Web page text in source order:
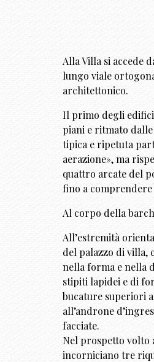
Alla Villa si accede
lungo viale
architettonico.
Il primo degli edifici
piani e ritmato
tipica e ripetuta
aerazione», ma
quattro arcate del
fino a
Al corpo della
All’estremità
del palazzo di villa,
nella forma e nella
stipiti lapidei e di
bucature superiori
all’androne
facciate.
Nel prospetto volto
incorniciano tre